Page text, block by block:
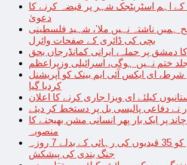
اہم اسٹریٹجک شہر پر قبضہ کرنے کا
دعویٰ
ہمیں ناشتہ نہیں ملا’، شہید فلسطینی
بچی کی ڈائری کے صفحات وائرل
کا دمشق پر حملہ، ایرانی کمانڈرجاں بحق
ختم نہیں ہوگی، اسرائیلی وزیراعظم
شرط، ای ایکس آئی ایم بینک کو آپریشنل
کردیا گیا
کیلئے ای ویزا جاری کرنے کا اعلان
نے دفاعی پالیسی بل پر دستخط کر دیئے
کا 2030 تک چاند پر ایک بار پھر انسانی مشن بھیجنے کا
منصوبہ
اسرائیل کی حماس کو 35 قیدیوں کی رہائی کے بدلے 7 روزہ
جنگ بندی کی پیشکش